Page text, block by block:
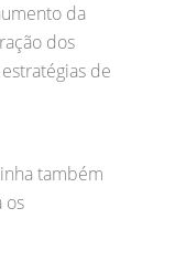
da
dos
de
também
os